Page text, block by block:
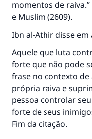
momentos de
e Muslim (2609).
Ibn al-Athir disse em
Aquele que luta
forte que não pode
frase no contexto
própria raiva e
pessoa controlar
forte de seus
Fim da citação.